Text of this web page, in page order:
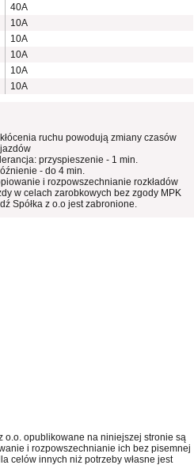
40A
10A
10A
10A
10A
10A
ruchu powodują zmiany czasów
przyspieszenie - 1 min.
- do 4 min.
i rozpowszechnianie rozkładów
w celach zarobkowych bez zgody MPK
Spółka z o.o jest zabronione.
o.o. opublikowane na niniejszej stronie są
i rozpowszechnianie ich bez pisemnej
celów innych niż potrzeby własne jest